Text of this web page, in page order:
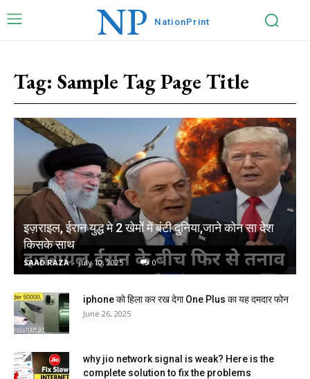
NP NationPrint
Tag: Sample Tag Page Title
इज़राइल, ईरान युद्ध मे 2 खेमों में बंटी दुनिया,जाने कोन सा देश
किसके साथ
SAAD RAZA - July 10, 2025 0
iphone को हिला कर रख देगा One Plus का यह दमदार फोन
June 26, 2025
why jio network signal is weak? Here is the
complete solution to fix the problems